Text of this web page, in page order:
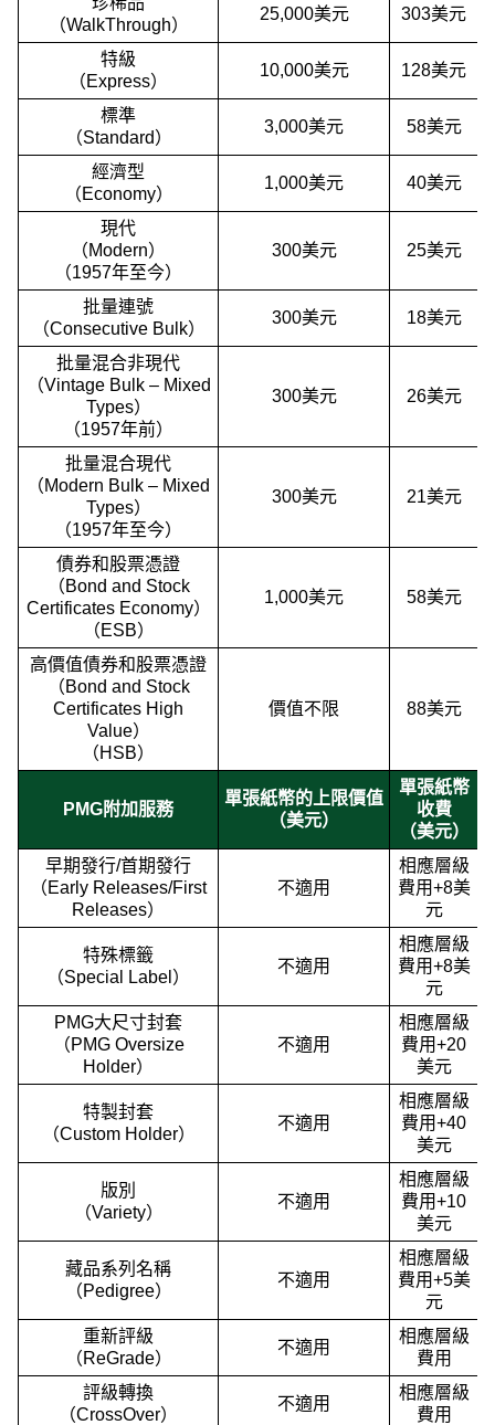
（WalkThrough）
25,000美元 303美元
特級
（Express）
10,000美元 128美元
標準
（Standard）
3,000美元 58美元
經濟型
（Economy）
1,000美元 40美元
現代
（Modern）
（1957年至今）
300美元 25美元
批量連號
（Consecutive Bulk）
300美元 18美元
批量混合非現代
（Vintage Bulk – Mixed
Types）
（1957年前）
300美元 26美元
批量混合現代
（Modern Bulk – Mixed
Types）
（1957年至今）
300美元 21美元
債券和股票憑證
（Bond and Stock
Certificates Economy）
（ESB）
1,000美元 58美元
高價值債券和股票憑證
（Bond and Stock
Certificates High
Value）
（HSB）
價值不限 88美元
PMG附加服務
單張紙幣的上限價值
（美元）
單張紙幣
收費
（美元）
早期發行/首期發行
（Early Releases/First
Releases）
不適用
相應層級
費用+8美
元
特殊標籤
（Special Label）
不適用
相應層級
費用+8美
元
PMG大尺寸封套
（PMG Oversize
Holder）
不適用
相應層級
費用+20
美元
特製封套
（Custom Holder）
不適用
相應層級
費用+40
美元
版別
（Variety）
不適用
相應層級
費用+10
美元
藏品系列名稱
（Pedigree）
不適用
相應層級
費用+5美
元
重新評級
（ReGrade）
不適用
相應層級
費用
評級轉換
（CrossOver）
不適用
相應層級
費用